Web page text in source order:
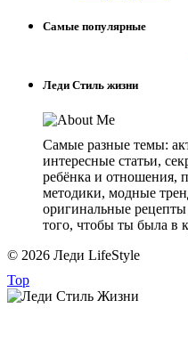
Самые популярные
Леди Стиль жизни
Самые разные темы:
интересные статьи,
ребёнка и отношения,
методики, модные
оригинальные
того, чтобы ты была в
© 2026 Леди LifeStyle
Top